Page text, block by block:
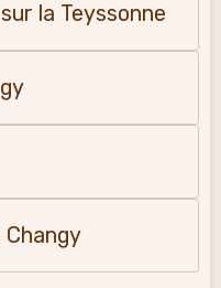
la Teyssonne
Changy